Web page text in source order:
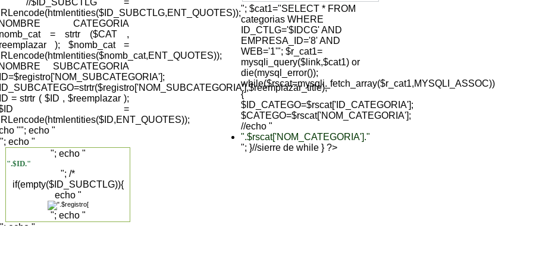
CATEGORIA
= strtr ($CAT ,
); $nomb_cat =
SUBCATEGORIA
= strtr ( $ID , $reemplazar );
$ID =
"
"; echo "
"; echo "
".$ID."
"; /*
if(empty($ID_SUBCTLG)){
echo "
"; echo "
"; echo "
"; echo "
"; $cat1="SELECT * FROM
categorias WHERE
ID_CTLG='$IDCG' AND
EMPRESA_ID='8' AND
WEB='1'"; $r_cat1=
mysqli_query($link,$cat1) or
die(mysql_error());
while($rscat=mysqli_fetch_array($r_cat1,MYSQLI_ASSOC))
{
$ID_CATEGO=$rscat['ID_CATEGORIA'];
$CATEGO=$rscat['NOM_CATEGORIA'];
//echo "
".$rscat['NOM_CATEGORIA']."
"; }//sierre de while } ?>